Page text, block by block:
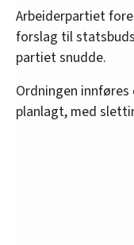
Arbeiderpartiet
forslag til
partiet snudde.
Ordningen
planlagt, med